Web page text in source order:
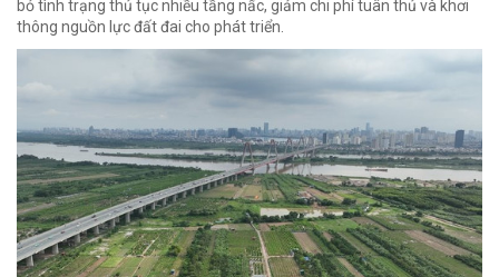
bỏ tình trạng thủ tục nhiều tầng nấc, giảm chi phí tuân thủ và khơi
thông nguồn lực đất đai cho phát triển.